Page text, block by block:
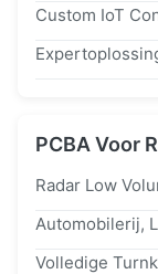
PCBA Voor